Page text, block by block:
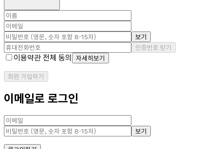
보기
인증번호 받기
이용약관 전체 동의 자세히보기
회원 가입하기
이메일로 로그인
보기